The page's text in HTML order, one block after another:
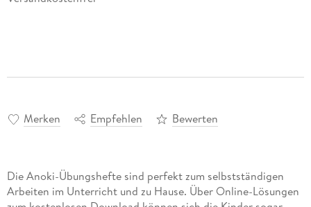
Merken Empfehlen Bewerten
Die Anoki-Übungshefte sind perfekt zum selbstständigen
Arbeiten im Unterricht und zu Hause. Über Online-Lösungen